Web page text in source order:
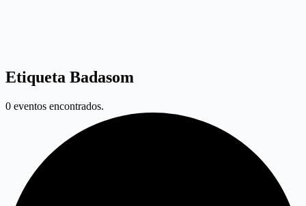
Etiqueta Badasom
0 eventos encontrados.